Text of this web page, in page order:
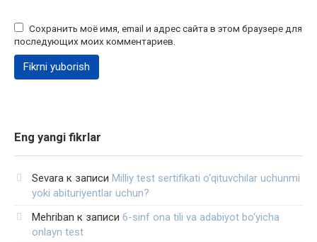
Сохранить моё имя, email и адрес сайта в этом браузере для
последующих моих комментариев.
Eng yangi fikrlar
Sevara к записи Milliy test sertifikati o‘qituvchilar uchunmi
yoki abituriyentlar uchun?
Mehriban к записи 6-sinf ona tili va adabiyot bo‘yicha
onlayn test